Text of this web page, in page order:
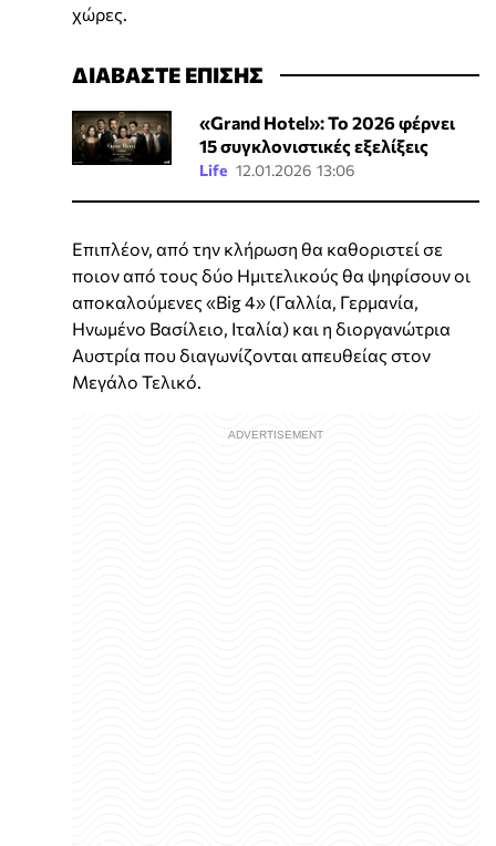
χώρες.
ΔΙΑΒΑΣΤΕ ΕΠΙΣΗΣ
«Grand Hotel»: To 2026 φέρνει
15 συγκλονιστικές εξελίξεις
Life 12.01.2026 13:06
Επιπλέον, από την κλήρωση θα καθοριστεί σε
ποιον από τους δύο Ημιτελικούς θα ψηφίσουν οι
αποκαλούμενες «Big 4» (Γαλλία, Γερμανία,
Ηνωμένο Βασίλειο, Ιταλία) και η διοργανώτρια
Αυστρία που διαγωνίζονται απευθείας στον
Μεγάλο Τελικό.